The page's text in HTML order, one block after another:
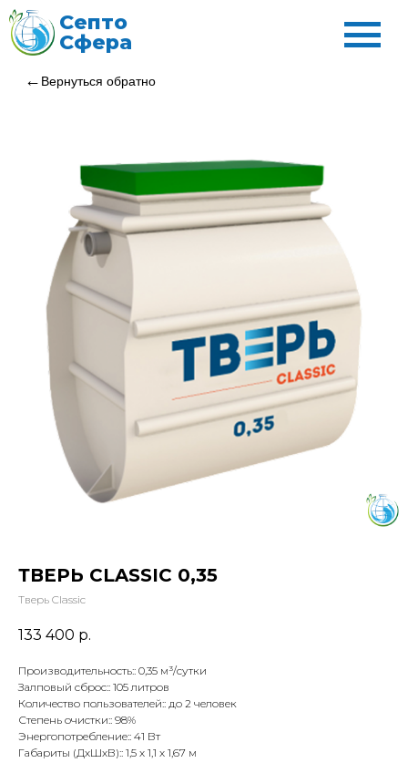
Септо
Сфера
Вернуться обратно
ТВЕРЬ CLASSIC 0,35
Тверь Classic
133 400 р.
Производительность:: 0,35 м³/сутки
Залповый сброс:: 105 литров
Количество пользователей:: до 2 человек
Степень очистки:: 98%
Энергопотребление:: 41 Вт
Габариты (ДхШхВ):: 1,5 х 1,1 х 1,67 м